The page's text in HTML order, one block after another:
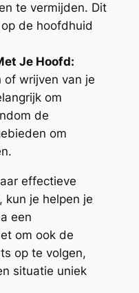
te vermijden. Dit
de hoofdhuid
Je Hoofd:
wrijven van je
om
de
om
effectieve
kun je helpen je
een
om ook de
op te volgen,
situatie uniek